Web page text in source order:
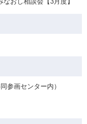
参画センター内）